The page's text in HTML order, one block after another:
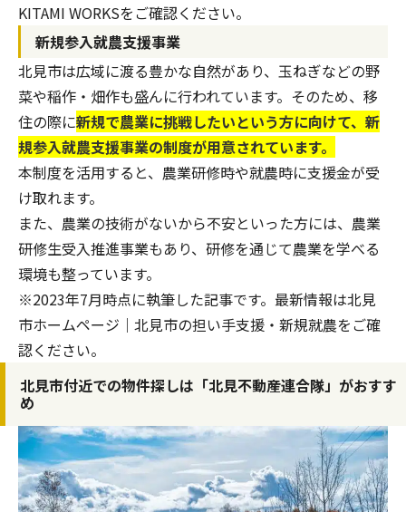
KITAMI WORKSをご確認ください。
新規参入就農支援事業
北見市は広域に渡る豊かな自然があり、玉ねぎなどの野
菜や稲作・畑作も盛んに行われています。そのため、移
住の際に新規で農業に挑戦したいという方に向けて、新
規参入就農支援事業の制度が用意されています。
本制度を活用すると、農業研修時や就農時に支援金が受
け取れます。
また、農業の技術がないから不安といった方には、農業
研修生受入推進事業もあり、研修を通じて農業を学べる
環境も整っています。
※2023年7月時点に執筆した記事です。最新情報は北見
市ホームページ｜北見市の担い手支援・新規就農をご確
認ください。
北見市付近での物件探しは「北見不動産連合隊」がおすす
め